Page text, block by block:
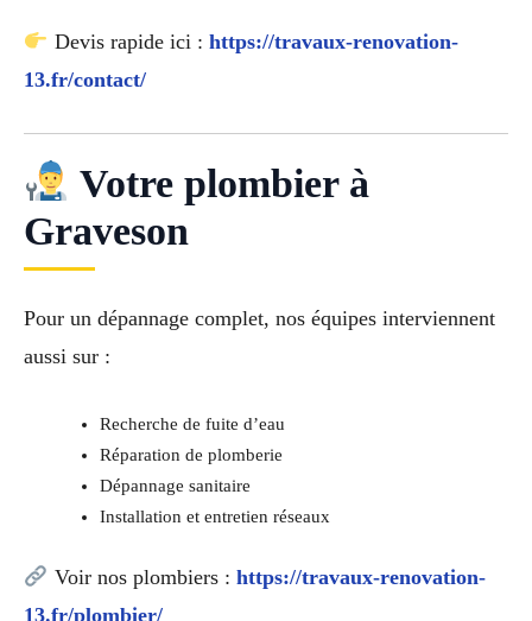
Devis rapide ici : https://travaux-renovation-
13.fr/contact/
Votre plombier à
Graveson
Pour un dépannage complet, nos équipes interviennent
aussi sur :
Recherche de fuite d’eau
Réparation de plomberie
Dépannage sanitaire
Installation et entretien réseaux
Voir nos plombiers : https://travaux-renovation-
13.fr/plombier/